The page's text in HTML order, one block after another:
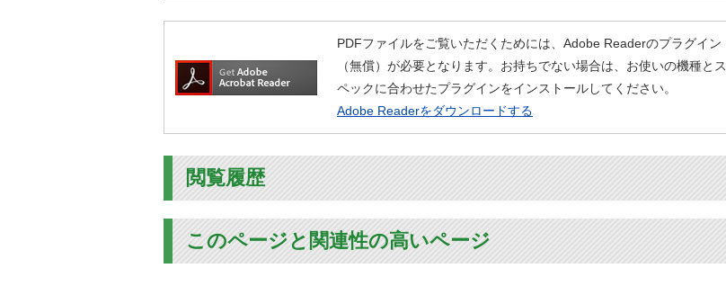
PDFファイルをご覧いただくためには、Adobe Readerのプラグイン
（無償）が必要となります。お持ちでない場合は、お使いの機種とス
ペックに合わせたプラグインをインストールしてください。
Adobe Readerをダウンロードする
閲覧履歴
このページと関連性の高いページ